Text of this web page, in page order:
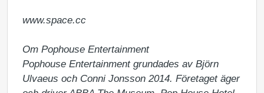
www.space.cc
Om Pophouse Entertainment
Pophouse Entertainment grundades av Björn
Ulvaeus och Conni Jonsson 2014. Företaget äger